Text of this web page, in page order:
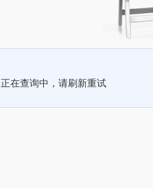
正在查询中，请刷新重试